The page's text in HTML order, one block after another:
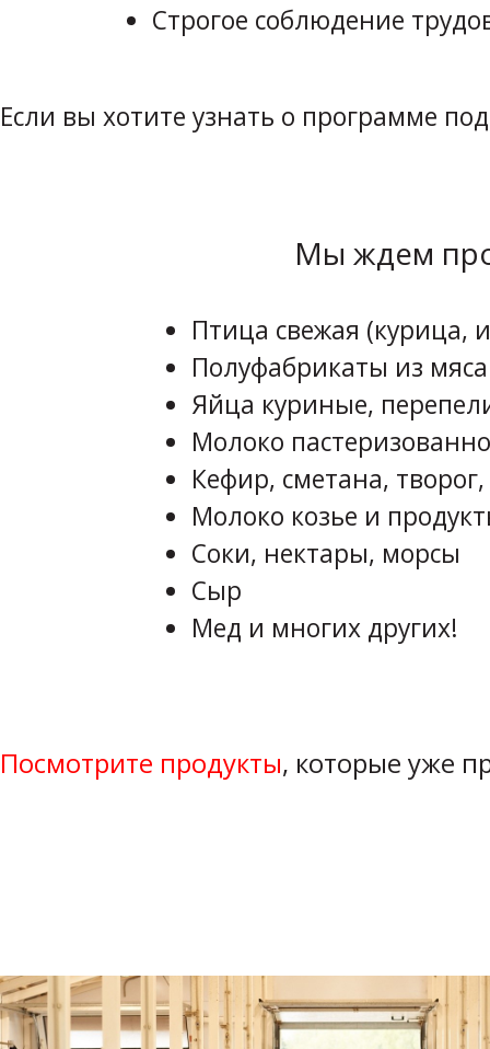
Строгое соблюдение
Если вы хотите узнать о программе
Мы ждем
Птица свежая (курица,
Полуфабрикаты из
Яйца куриные,
Молоко
Кефир, сметана, творог,
Молоко козье и
Соки, нектары, морсы
Сыр
Мед и многих других!
Посмотрите продукты, которые уже